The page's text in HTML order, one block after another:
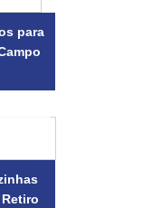
para